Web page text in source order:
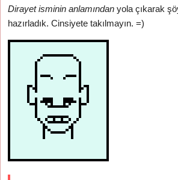
Dirayet isminin anlamından yola çıkarak
hazırladık. Cinsiyete takılmayın. =)